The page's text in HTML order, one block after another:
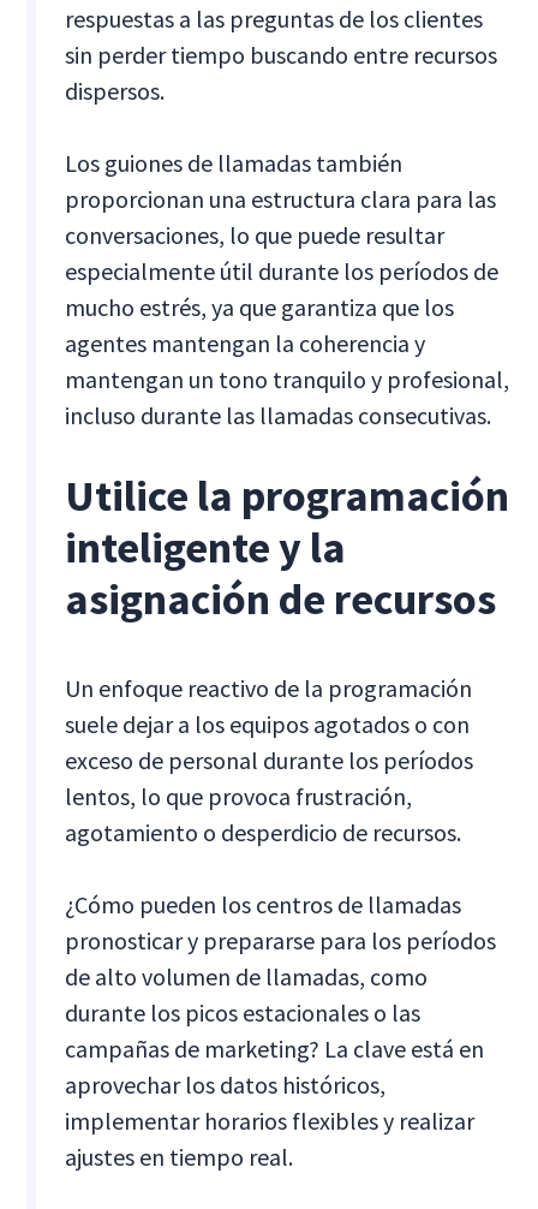
respuestas a las preguntas de los clientes
sin perder tiempo buscando entre recursos
dispersos.
Los guiones de llamadas también
proporcionan una estructura clara para las
conversaciones, lo que puede resultar
especialmente útil durante los períodos de
mucho estrés, ya que garantiza que los
agentes mantengan la coherencia y
mantengan un tono tranquilo y profesional,
incluso durante las llamadas consecutivas.
Utilice la programación
inteligente y la
asignación de recursos
Un enfoque reactivo de la programación
suele dejar a los equipos agotados o con
exceso de personal durante los períodos
lentos, lo que provoca frustración,
agotamiento o desperdicio de recursos.
¿Cómo pueden los centros de llamadas
pronosticar y prepararse para los períodos
de alto volumen de llamadas, como
durante los picos estacionales o las
campañas de marketing? La clave está en
aprovechar los datos históricos,
implementar horarios flexibles y realizar
ajustes en tiempo real.